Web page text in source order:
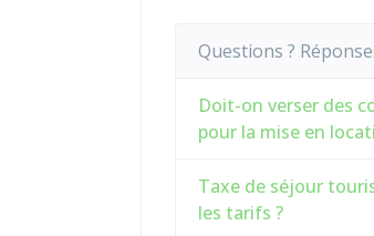
Questions ?
Doit-on verser des
pour la mise en
Taxe de séjour
les tarifs ?